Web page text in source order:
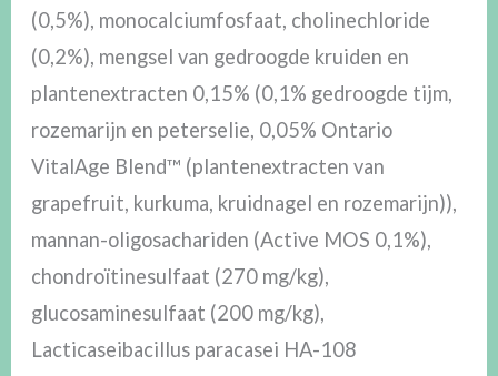
(0,5%), monocalciumfosfaat, cholinechloride
(0,2%), mengsel van gedroogde kruiden en
plantenextracten 0,15% (0,1% gedroogde tijm,
rozemarijn en peterselie, 0,05% Ontario
VitalAge Blend™ (plantenextracten van
grapefruit, kurkuma, kruidnagel en rozemarijn)),
mannan-oligosachariden (Active MOS 0,1%),
chondroïtinesulfaat (270 mg/kg),
glucosaminesulfaat (200 mg/kg),
Lacticaseibacillus paracasei HA-108